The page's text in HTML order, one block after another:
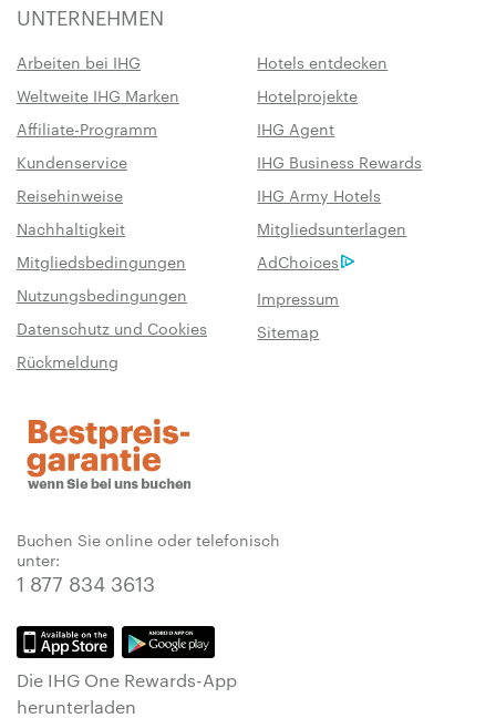
UNTERNEHMEN
Arbeiten bei IHG
Hotels entdecken
Weltweite IHG Marken
Hotelprojekte
Affiliate-Programm
IHG Agent
Kundenservice
IHG Business Rewards
Reisehinweise
IHG Army Hotels
Nachhaltigkeit
Mitgliedsunterlagen
Mitgliedsbedingungen
AdChoices
Nutzungsbedingungen
Impressum
Datenschutz und Cookies
Sitemap
Rückmeldung
Buchen Sie online oder telefonisch
unter:
1 877 834 3613
Die IHG One Rewards-App
herunterladen